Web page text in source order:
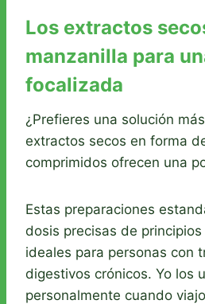
Los extractos
manzanilla para
focalizada
¿Prefieres una solución
extractos secos en forma
comprimidos ofrecen una
Estas preparaciones
dosis precisas de
ideales para personas con
digestivos crónicos. Yo los
personalmente cuando